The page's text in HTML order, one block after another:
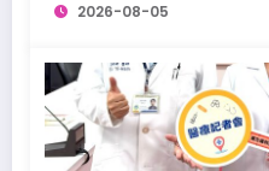
2026-08-05